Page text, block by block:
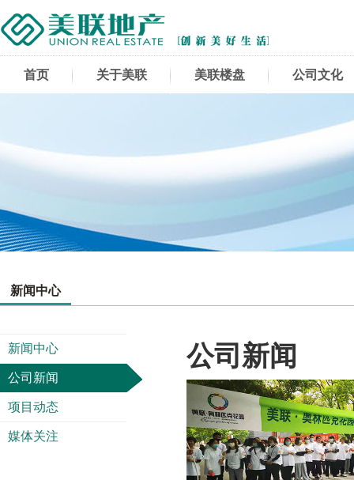
首页 关于美联 美联楼盘 公司文化
新闻中心
新闻中心
公司新闻
项目动态
媒体关注
公司新闻